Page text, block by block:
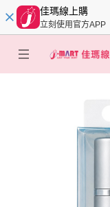
佳瑪線上購
立刻使用官方APP